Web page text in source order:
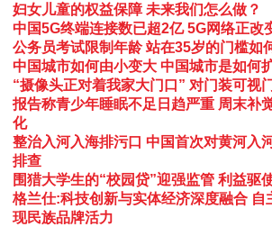
妇女儿童的权益保障 未来我们怎么做？
中国5G终端连接数已超2亿 5G网络正改
公务员考试限制年龄 站在35岁的门槛如
中国城市如何由小变大 中国城市是如何
“摄像头正对着我家大门口” 对门装可视
报告称青少年睡眠不足日趋严重 周末补
化
整治入河入海排污口 中国首次对黄河入
排查
围猎大学生的“校园贷”迎强监管 利益驱
格兰仕:科技创新与实体经济深度融合 自
现民族品牌活力